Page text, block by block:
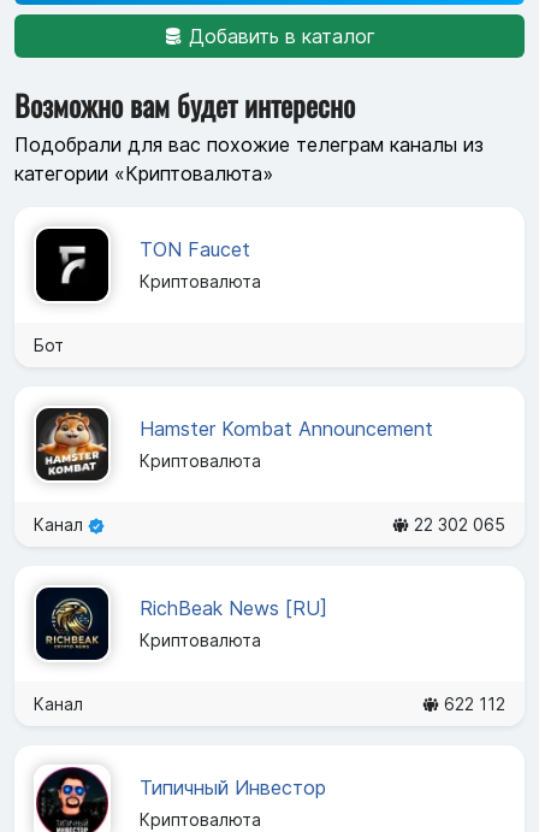
Добавить в каталог
Возможно вам будет интересно
Подобрали для вас похожие телеграм каналы из
категории «Криптовалюта»
TON Faucet
Криптовалюта
Бот
Hamster Kombat Announcement
Криптовалюта
Канал 22 302 065
RichBeak News [RU]
Криптовалюта
Канал 622 112
Типичный Инвестор
Криптовалюта